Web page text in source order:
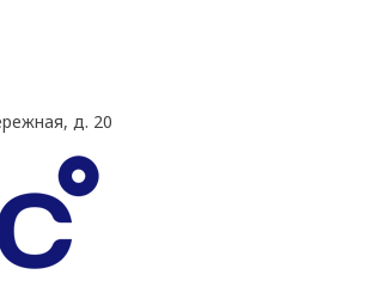
д. 20